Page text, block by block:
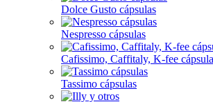
Dolce Gusto cápsulas
Nespresso cápsulas
Cafissimo, Caffitaly, K-fee
Tassimo cápsulas